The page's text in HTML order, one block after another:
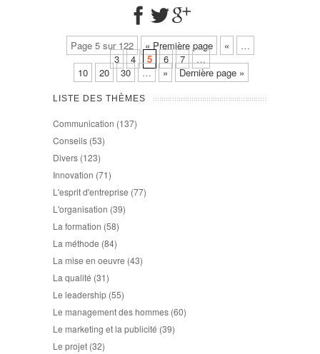
Page 5 sur 122 « Première page «
…
3
4 5 6 7
…
10
20 30 … » Dernière page »
LISTE DES THÈMES
Communication (137)
Conseils (53)
Divers (123)
Innovation (71)
L'esprit d'entreprise (77)
L'organisation (39)
La formation (58)
La méthode (84)
La mise en oeuvre (43)
La qualité (31)
Le leadership (55)
Le management des hommes (60)
Le marketing et la publicité (39)
Le projet (32)